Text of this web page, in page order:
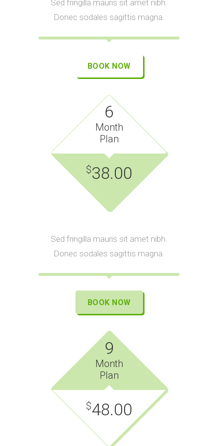
Sed fringilla mauris sit amet nibh.
Donec sodales sagittis magna.
BOOK NOW
6
Month
Plan
$38.00
Sed fringilla mauris sit amet nibh.
Donec sodales sagittis magna.
BOOK NOW
9
Month
Plan
$48.00